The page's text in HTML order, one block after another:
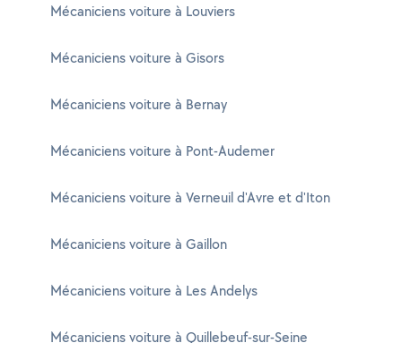
Mécaniciens voiture à Louviers
Mécaniciens voiture à Gisors
Mécaniciens voiture à Bernay
Mécaniciens voiture à Pont-Audemer
Mécaniciens voiture à Verneuil d'Avre et d'Iton
Mécaniciens voiture à Gaillon
Mécaniciens voiture à Les Andelys
Mécaniciens voiture à Quillebeuf-sur-Seine